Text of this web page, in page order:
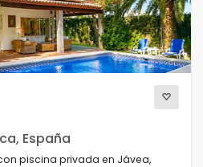
España
piscina privada en Jávea,